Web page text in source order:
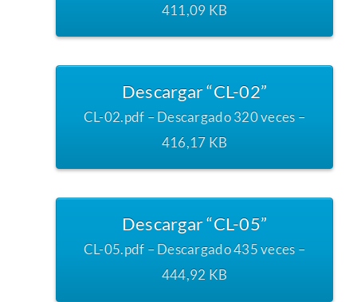
411,09 KB
Descargar “CL-02”
CL-02.pdf – Descargado 320 veces –
416,17 KB
Descargar “CL-05”
CL-05.pdf – Descargado 435 veces –
444,92 KB